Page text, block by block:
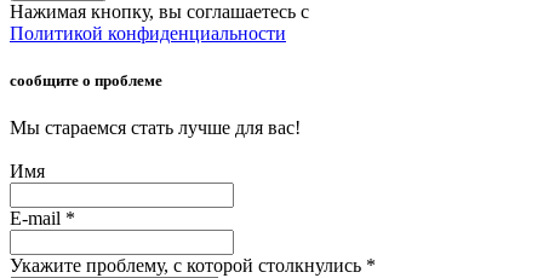
Нажимая кнопку, вы соглашаетесь с
Политикой конфиденциальности
сообщите о проблеме
Мы стараемся стать лучше для вас!
Имя
E-mail *
Укажите проблему, с которой столкнулись *